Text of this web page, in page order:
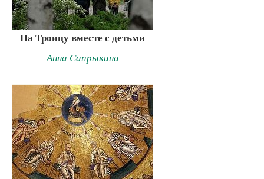
На Троицу вместе с детьми
Анна Сапрыкина